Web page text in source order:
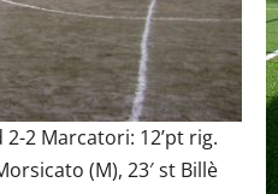
2-2 Marcatori: 12’pt rig.
(M), 23′ st Billè